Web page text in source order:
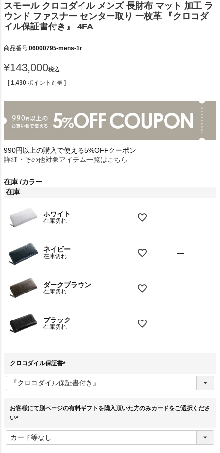
スモール クロコダイル メンズ 長財布 マット 加工 ラ
ウンド ファスナー センター取り 一枚革 『クロコダ
イル保証書付き』 4FA
商品番号 06000795-mens-1r
¥143,000税込
[ 1,430 ポイント進呈 ]
990円以上の購入で使える5%OFFクーポン
詳細・その他対象アイテム一覧はこちら
在庫 カラー
在庫
ホワイト
在庫切れ —
ネイビー
在庫切れ —
ダークブラウン
在庫切れ —
ブラック
在庫切れ —
クロコダイル保証書
必
須
お客様にて別ページの有料ギフトを購入頂いた方のみカードをご選択くださ
い
必
須